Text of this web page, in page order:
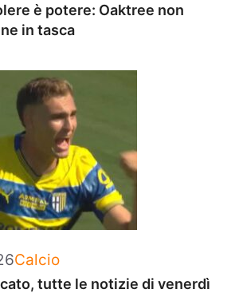
è potere: Oaktree non
in tasca
Categorie
Calcio
tutte le notizie di venerdì